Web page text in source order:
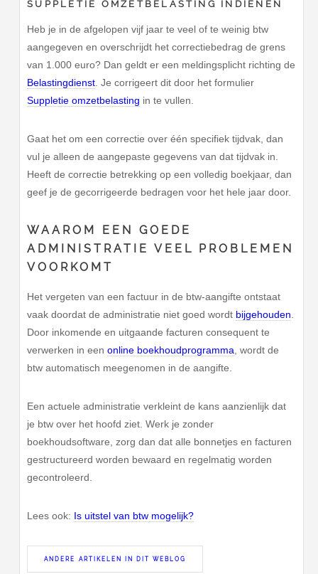
SUPPLETIE OMZETBELASTING INDIENEN
Heb je in de afgelopen vijf jaar te veel of te weinig btw
aangegeven en overschrijdt het correctiebedrag de grens
van 1.000 euro? Dan geldt er een meldingsplicht richting de
Belastingdienst . Je corrigeert dit door het formulier
Suppletie omzetbelasting in te vullen.
Gaat het om een correctie over één specifiek tijdvak, dan
vul je alleen de aangepaste gegevens van dat tijdvak in.
Heeft de correctie betrekking op een volledig boekjaar, dan
geef je de gecorrigeerde bedragen voor het hele jaar door.
WAAROM EEN GOEDE
ADMINISTRATIE VEEL PROBLEMEN
VOORKOMT
Het vergeten van een factuur in de btw-aangifte ontstaat
vaak doordat de administratie niet goed wordt bijgehouden.
Door inkomende en uitgaande facturen consequent te
verwerken in eenonline boekhoudprogramma, wordt de
btw automatisch meegenomen in de aangifte.
Een actuele administratie verkleint de kans aanzienlijk dat
je btw over het hoofd ziet. Werk je zonder
boekhoudsoftware, zorg dan dat alle bonnetjes en facturen
gestructureerd worden bewaard en regelmatig worden
gecontroleerd.
Lees ook: Is uitstel van btw mogelijk?
ANDERE ARTIKELEN IN DIT WEBLOG